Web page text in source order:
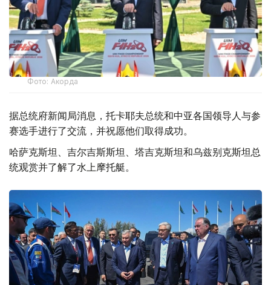
Фото: Акорда
据总统府新闻局消息，托卡耶夫总统和中亚各国领导人与参
赛选手进行了交流，并祝愿他们取得成功。
哈萨克斯坦、吉尔吉斯斯坦、塔吉克斯坦和乌兹别克斯坦总
统观赏并了解了水上摩托艇。